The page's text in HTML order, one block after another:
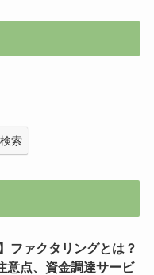
検索
ファクタリングとは？
意点、資金調達サービ